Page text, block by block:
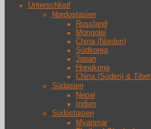
Unterschlupf
Nordostasien
Russland
Mongolei
China (Norden)
Südkorea
Japan
Hongkong
China (Süden) & Tibet
Südasien
Nepal
Indien
Südostasien
Myanmar